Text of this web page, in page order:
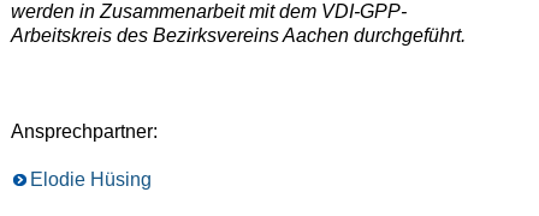
werden in Zusammenarbeit mit dem VDI-GPP-
Arbeitskreis des Bezirksvereins Aachen durchgeführt.
Ansprechpartner:
Elodie Hüsing